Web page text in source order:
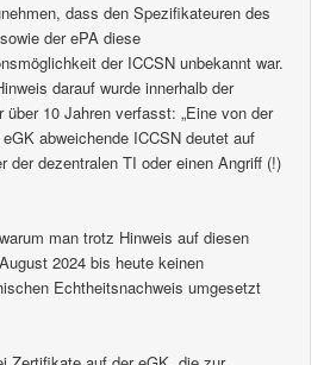
dass den Spezifikateuren des
der ePA diese
der ICCSN unbekannt war.
darauf wurde innerhalb der
über 10 Jahren verfasst: „Eine von der
abweichende ICCSN deutet auf
der dezentralen TI oder einen Angriff (!)
man trotz Hinweis auf diesen
2024 bis heute keinen
Echtheitsnachweis umgesetzt